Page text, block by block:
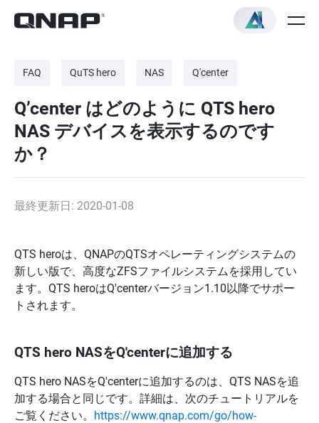
FAQ QuTS hero NAS Q'center
Q’center はどのように QTS hero
NAS デバイスを表示するのです
か？
最終更新日: 2020-01-08
QTS heroは、QNAPのQTSオペレーティングシステムの
新しい版で、高度なZFSファイルシステムを採用してい
ます。QTS heroはQ'centerバージョン1.10以降でサポー
トされます。
QTS hero NASをQ'centerに追加する
QTS hero NASをQ'centerに追加するのは、QTS NASを追
加する場合と同じです。詳細は、次のチュートリアルを
ご覧ください。 https://www.qnap.com/go/how-